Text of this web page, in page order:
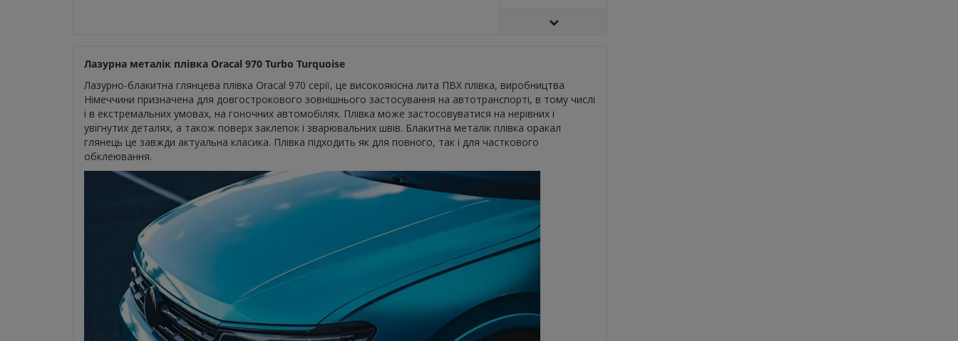
Лазурна металік плівка Oracal 970 Turbo Turquoise
Лазурно-блакитна глянцева плівка Oracal 970 серії, це високоякісна лита ПВХ плівка, виробництва
Німеччини призначена для довгострокового зовнішнього застосування на автотранспорті, в тому числі
і в екстремальних умовах, на гоночних автомобілях. Плівка може застосовуватися на нерівних і
увігнутих деталях, а також поверх заклепок і зварювальних швів. Блакитна металік плівка оракал
глянець це завжди актуальна класика. Плівка підходить як для повного, так і для часткового
обклеювання.